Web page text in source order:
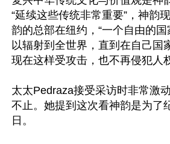
“延续这些传统非常重要”，神韵
韵的总部在纽约，“一个自由的
以辐射到全世界，直到在自己国
现在这样受攻击，也不再侵犯人
太太Pedraza接受采访时非常激
不止。她提到这次看神韵是为了
日。